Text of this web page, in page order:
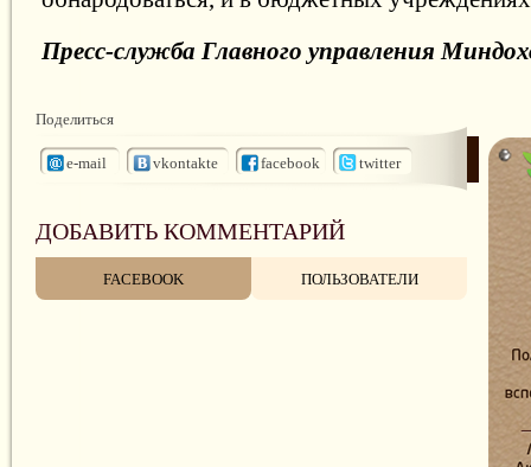
Пресс-служба Главного управления
Поделиться
e-mail vkontakte facebook twitter
ДОБАВИТЬ КОММЕНТАРИЙ
FACEBOOK ПОЛЬЗОВАТЕЛИ